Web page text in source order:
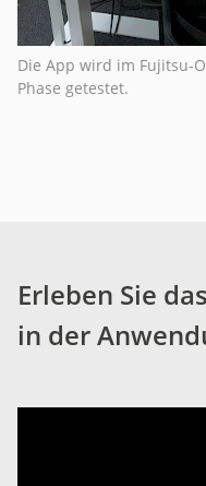
Die App wird im Fujitsu-
Phase getestet.
Erleben Sie
in der